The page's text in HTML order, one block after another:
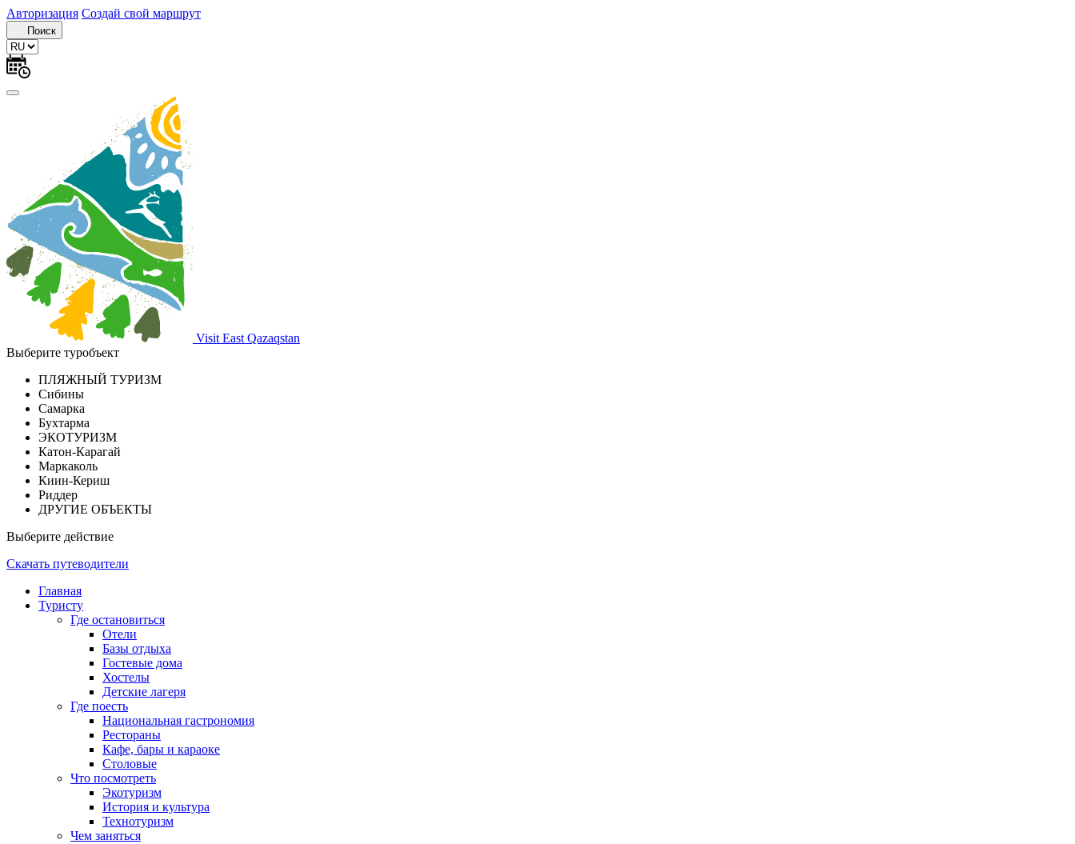
Авторизация Создай свой маршрут
Поиск
Visit East Qazaqstan
Выберите туробъект
ПЛЯЖНЫЙ ТУРИЗМ
Сибины
Самарка
Бухтарма
ЭКОТУРИЗМ
Катон-Карагай
Маркаколь
Киин-Кериш
Риддер
ДРУГИЕ ОБЪЕКТЫ
Выберите действие
Скачать путеводители
Главная
Туристу
Где остановиться
Отели
Базы отдыха
Гостевые дома
Хостелы
Детские лагеря
Где поесть
Национальная гастрономия
Рестораны
Кафе, бары и караоке
Столовые
Что посмотреть
Экотуризм
История и культура
Технотуризм
Чем заняться